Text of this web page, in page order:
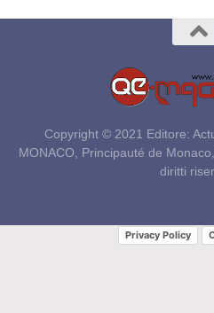
Copyright © 2021 Editore:
MONACO, Principauté de
diritti
Privacy Policy